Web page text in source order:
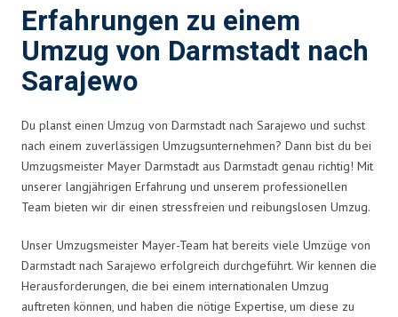
Erfahrungen zu einem
Umzug von Darmstadt nach
Sarajewo
Du planst einen Umzug von Darmstadt nach Sarajewo und suchst
nach einem zuverlässigen Umzugsunternehmen? Dann bist du bei
Umzugsmeister Mayer Darmstadt aus Darmstadt genau richtig! Mit
unserer langjährigen Erfahrung und unserem professionellen
Team bieten wir dir einen stressfreien und reibungslosen Umzug.
Unser Umzugsmeister Mayer-Team hat bereits viele Umzüge von
Darmstadt nach Sarajewo erfolgreich durchgeführt. Wir kennen die
Herausforderungen, die bei einem internationalen Umzug
auftreten können, und haben die nötige Expertise, um diese zu